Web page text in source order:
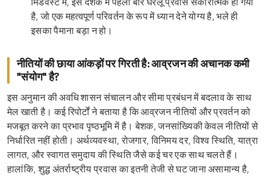
है, जो एक महत्वपूर्ण परिवर्तन के रूप में ध्यान देने योग्य है, भले ही
इसका पैमाना बड़ा न हो।
नीतियों की छाया आंकड़ों पर गिरती है: आव्रजन की अचानक कमी
"संयोग" है?
इस अनुमान की अवधि शासन संचालन और सीमा प्रबंधन में बदलाव के साथ
मेल खाती है। कई रिपोर्टों ने बताया है कि आव्रजन नीतियों और प्रवर्तन को
मजबूत करने का प्रभाव पृष्ठभूमि में है। बेशक, जनसांख्यिकी केवल नीतियों से
निर्धारित नहीं होती। अर्थव्यवस्था, रोजगार, विनिमय दर, विश्व स्थिति, यात्रा
लागत, और स्वागत समुदाय की स्थिति जैसे कई चर एक साथ चलते हैं।
हालांकि, शुद्ध अंतर्राष्ट्रीय प्रवास का इतनी तेजी से घट जाना असामान्य है,